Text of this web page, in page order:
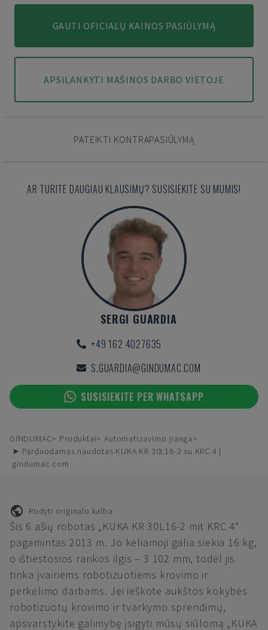
GAUTI OFICIALŲ KAINOS PASIŪLYMĄ
APSILANKYTI MAŠINOS DARBO VIETOJE
PATEIKTI KONTRAPASIŪLYMĄ
AR TURITE DAUGIAU KLAUSIMŲ? SUSISIEKITE SU MUMIS!
SERGI GUARDIA
+49 162 4027635
S.GUARDIA@GINDUMAC.COM
SUSISIEKITE PER WHATSAPP
GINDUMAC Produktai
Automatizavimo įranga
➤ Parduodamas naudotas KUKA KR 30L16-2 su KRC 4 |
gindumac.com
Rodyti originalo kalba
Šis 6 ašių robotas „KUKA KR 30L16-2 mit KRC 4“
pagamintas 2013 m. Jo keliamoji galia siekia 16 kg,
o ištiestosios rankos ilgis – 3 102 mm, todėl jis
tinka įvairiems robotizuotiems krovimo ir
perkėlimo darbams. Jei ieškote aukštos kokybės
robotizuotų krovimo ir tvarkymo sprendimų,
apsvarstykite galimybę įsigyti mūsų siūlomą „KUKA